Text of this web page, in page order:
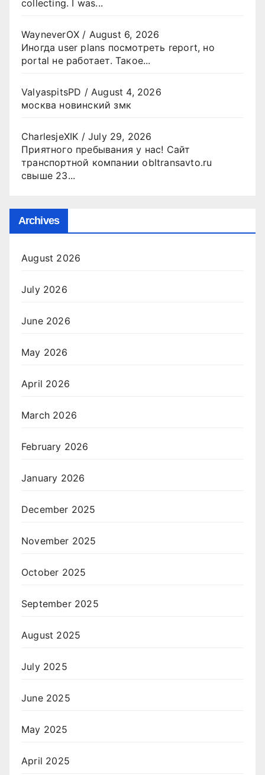
collecting. I was...
WayneverOX / August 6, 2026
Иногда user plans посмотреть report, но
portal не работает. Такое...
ValyaspitsPD /August 4, 2026
москва новинский змк
CharlesjeXIK /July 29, 2026
Приятного пребывания у нас! Сайт
транспортной компании obltransavto.ru
свыше 23...
Archives
August 2026
July 2026
June 2026
May 2026
April 2026
March 2026
February 2026
January 2026
December 2025
November 2025
October 2025
September 2025
August 2025
July 2025
June 2025
May 2025
April 2025